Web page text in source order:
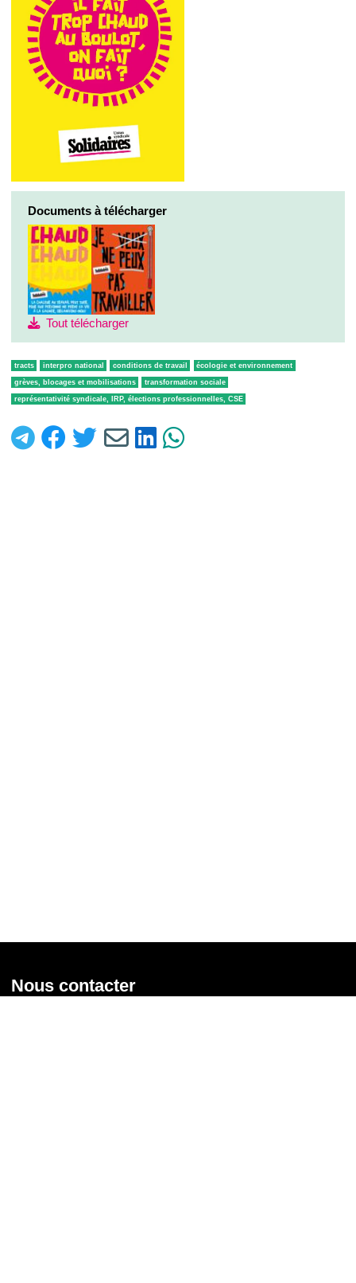
Documents à télécharger
Tout télécharger
tracts interpro national conditions de travail écologie et environnement
grèves, blocages et mobilisations transformation sociale
représentativité syndicale, IRP, élections professionnelles, CSE
Nous contacter